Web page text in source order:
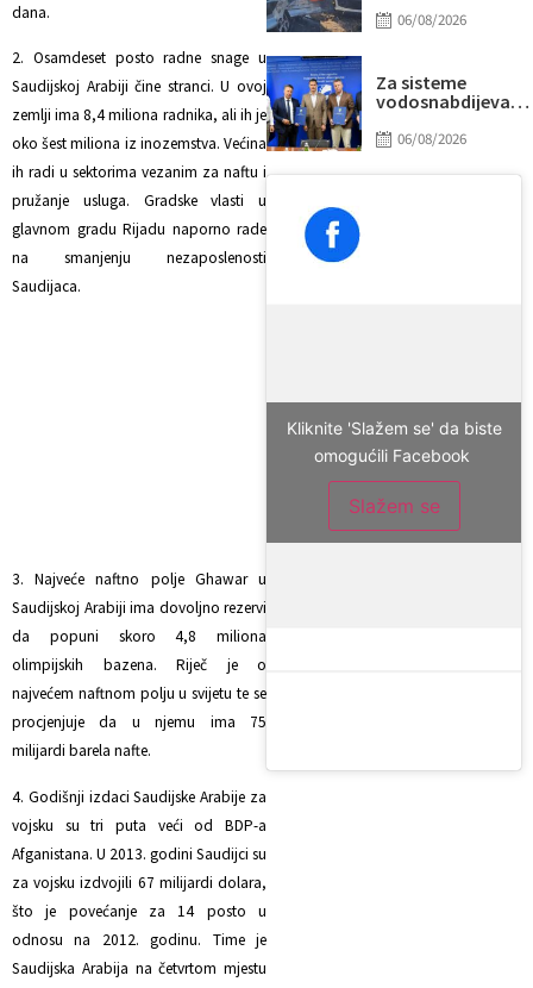
dana.
2. Osamdeset posto radne snage u
Saudijskoj Arabiji čine stranci. U ovoj
zemlji ima 8,4 miliona radnika, ali ih je
oko šest miliona iz inozemstva. Većina
ih radi u sektorima vezanim za naftu i
pružanje usluga. Gradske vlasti u
glavnom gradu Rijadu naporno rade
na smanjenju nezaposlenosti
Saudijaca.
3. Najveće naftno polje Ghawar u
Saudijskoj Arabiji ima dovoljno rezervi
da popuni skoro 4,8 miliona
olimpijskih bazena. Riječ je o
najvećem naftnom polju u svijetu te se
procjenjuje da u njemu ima 75
milijardi barela nafte.
4. Godišnji izdaci Saudijske Arabije za
vojsku su tri puta veći od BDP-a
Afganistana. U 2013. godini Saudijci su
za vojsku izdvojili 67 milijardi dolara,
što je povećanje za 14 posto u
odnosu na 2012. godinu. Time je
Saudijska Arabija na četvrtom mjestu
Preminuo
povrijeđenima i
beba
06/08/2026
Za sisteme
izdvojeno gotovo
06/08/2026
Kliknite 'Slažem se' da biste
omogućili Facebook
Slažem se